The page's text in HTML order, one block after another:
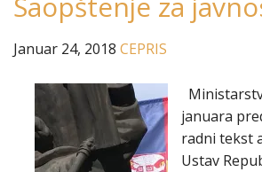
Januar 24, 2018 CEPRIS
januara
radni tekst
Ustav